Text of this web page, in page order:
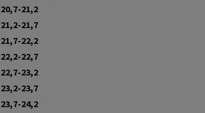
20,7-21,2
21,2-21,7
21,7-22,2
22,2-22,7
22,7-23,2
23,2-23,7
23,7-24,2